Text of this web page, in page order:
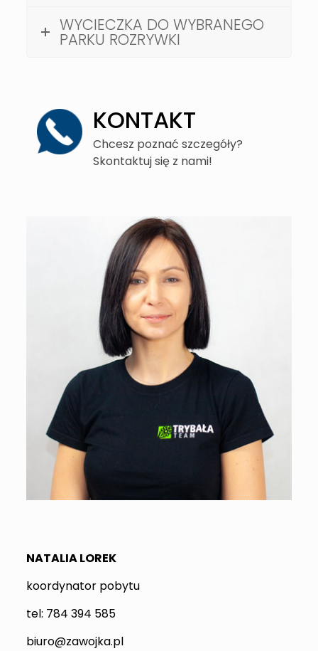
WYCIECZKA DO WYBRANEGO
PARKU ROZRYWKI
KONTAKT
Chcesz poznać szczegóły?
Skontaktuj się z nami!
NATALIA LOREK
koordynator pobytu
tel: 784 394 585
biuro@zawojka.pl